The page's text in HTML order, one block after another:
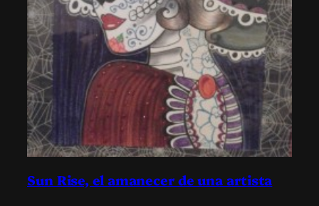
Sun Rise, el amanecer de una artista